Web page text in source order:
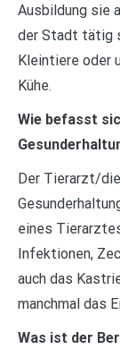
Ausbildung sie
der Stadt tätig
Kleintiere oder
Kühe.
Wie befasst
Der Tierarzt/
eines
Infektionen,
auch das
manchmal das
Was ist der